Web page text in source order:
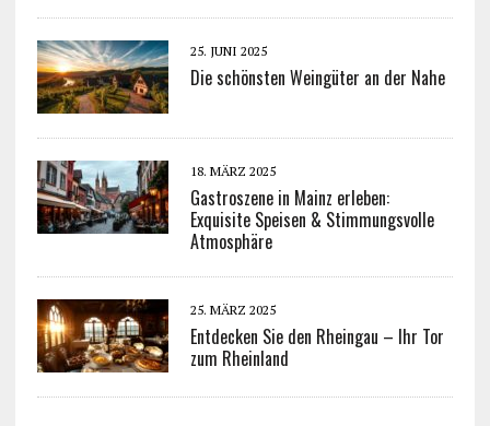
25. JUNI 2025
Die schönsten Weingüter an der Nahe
18. MÄRZ 2025
Gastroszene in Mainz erleben:
Exquisite Speisen & Stimmungsvolle
Atmosphäre
25. MÄRZ 2025
Entdecken Sie den Rheingau – Ihr Tor
zum Rheinland